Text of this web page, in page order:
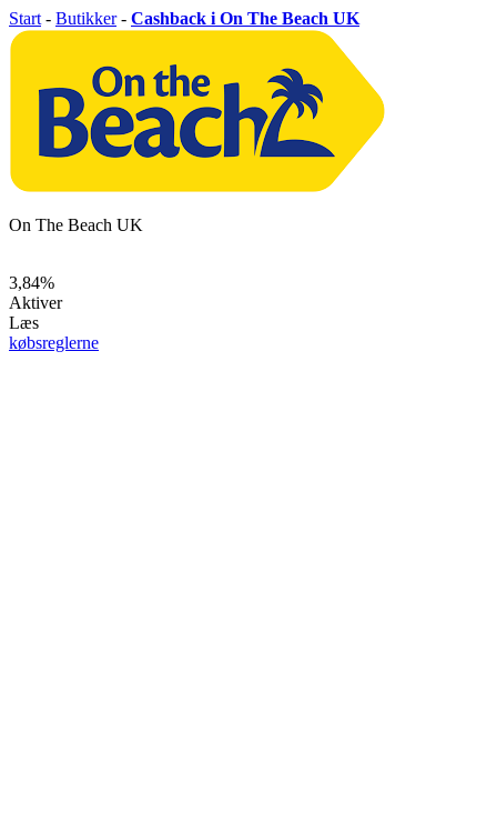
Start - Butikker - Cashback i On The Beach UK
On The Beach UK
3,84%
Aktiver
Læs
købsreglerne